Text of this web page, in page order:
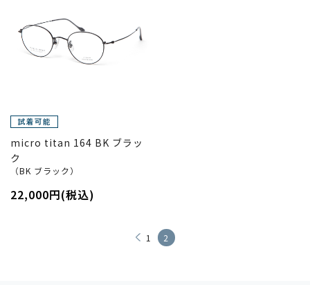
micro titan 164 BK ブラッ
ク
（BK ブラック）
22,000円(税込)
1 2